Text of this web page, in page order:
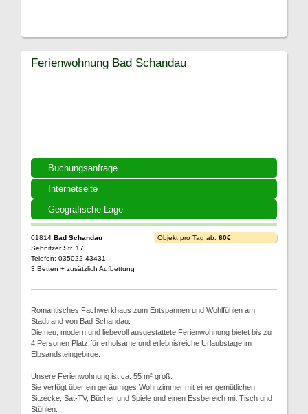
Buchungsanfrage
Internetseite
Geografische Lage
Ferienwohnung Bad Schandau
01814 Bad Schandau
Sebnitzer Str. 17
Telefon: 035022 43431
3 Betten + zusätzlich Aufbettung
Objekt pro Tag ab: 60€
Romantisches Fachwerkhaus zum Entspannen und Wohlfühlen am
Stadtrand von Bad Schandau.
Die neu, modern und liebevoll ausgestattete Ferienwohnung bietet bis zu
4 Personen Platz für erholsame und erlebnisreiche Urlaubstage im
Elbsandsteingebirge.
Unsere Ferienwohnung ist ca. 55 m² groß.
Sie verfügt über ein geräumiges Wohnzimmer mit einer gemütlichen
Sitzecke, Sat-TV, Bücher und Spiele und einen Essbereich mit Tisch und
Stühlen.